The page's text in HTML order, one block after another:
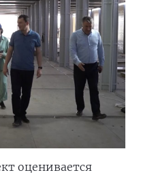
оценивается